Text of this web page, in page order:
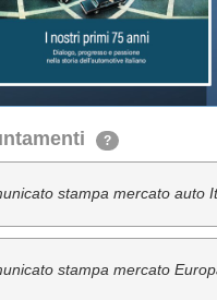
?
stampa mercato auto
stampa mercato